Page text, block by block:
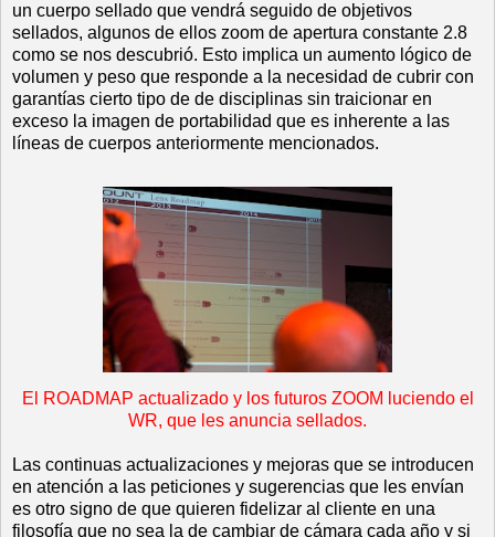
un cuerpo sellado que vendrá seguido de objetivos
sellados, algunos de ellos zoom de apertura constante 2.8
como se nos descubrió. Esto implica un aumento lógico de
volumen y peso que responde a la necesidad de cubrir con
garantías cierto tipo de de disciplinas sin traicionar en
exceso la imagen de portabilidad que es inherente a las
líneas de cuerpos anteriormente mencionados.
El ROADMAP actualizado y los futuros ZOOM luciendo el
WR, que les anuncia sellados.
Las continuas actualizaciones y mejoras que se introducen
en atención a las peticiones y sugerencias que les envían
es otro signo de que quieren fidelizar al cliente en una
filosofía que no sea la de cambiar de cámara cada año y si